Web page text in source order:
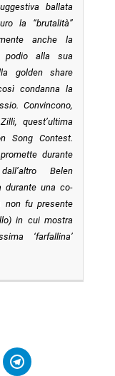
ballata
la “brutalità”
anche la
podio alla sua
golden share
condanna la
Convincono,
quest’ultima
Song Contest.
durante
Belen
durante una co-
non fu presente
in cui mostra
‘farfallina’